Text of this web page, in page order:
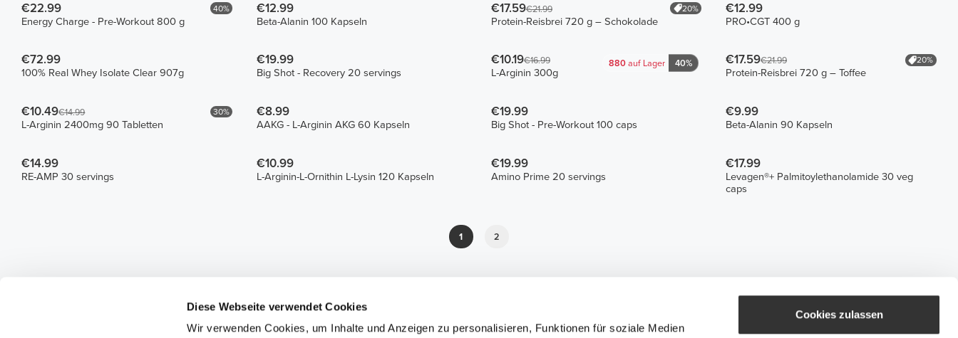
Diese Webseite verwendet Cookies
Wir verwenden Cookies, um Inhalte und Anzeigen zu personalisieren, Funktionen für soziale Medien
Cookies zulassen
€22.99 40%
Energy Charge - Pre-Workout 800 g
€12.99
Beta-Alanin 100 Kapseln
€17.59€21.99 20%
Protein-Reisbrei 720 g – Schokolade
€12.99
PRO•CGT 400 g
€72.99
100% Real Whey Isolate Clear 907g
€19.99
Big Shot - Recovery 20 servings
880auf Lager 40%
€10.19€16.99
L-Arginin 300g
€17.59€21.99 20%
Protein-Reisbrei 720 g – Toffee
€10.49€14.99 30%
L-Arginin 2400mg 90 Tabletten
€8.99
AAKG - L-Arginin AKG 60 Kapseln
€19.99
Big Shot - Pre-Workout 100 caps
€9.99
Beta-Alanin 90 Kapseln
€14.99
RE-AMP 30 servings
€10.99
L-Arginin-L-Ornithin L-Lysin 120 Kapseln
€19.99
Amino Prime 20 servings
€17.99
Levagen®+ Palmitoylethanolamide 30 veg
caps
1 2